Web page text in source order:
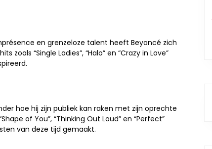
en grenzeloze talent heeft Beyoncé zich
“Single Ladies”, “Halo” en “Crazy in Love”
hoe hij zijn publiek kan raken met zijn oprechte
of You”, “Thinking Out Loud” en “Perfect”
van deze tijd gemaakt.